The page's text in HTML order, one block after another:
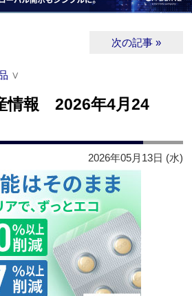
次の記事 »
∨
情報 2026年4月24
2026年05月13日 (水)